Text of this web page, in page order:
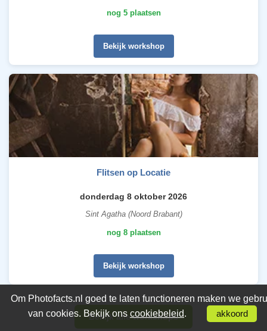
nog 5 plaatsen
Bekijk workshop
Flitsen op Locatie
donderdag 8 oktober 2026
Sint Agatha (Noord Brabant)
nog 8 plaatsen
Bekijk workshop
Bekijk alle workshops
Om Photofacts.nl goed te laten functioneren maken we
van cookies. Bekijk ons cookiebeleid. akkoord